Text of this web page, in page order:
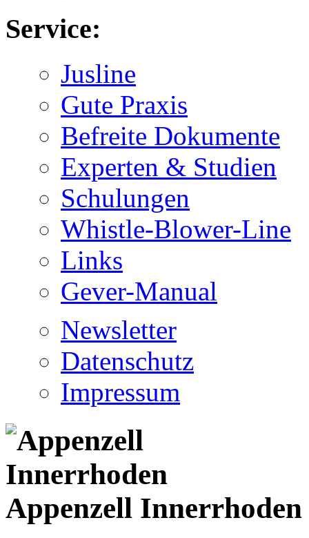
Service:
Jusline
Gute Praxis
Befreite Dokumente
Experten & Studien
Schulungen
Whistle-Blower-Line
Links
Gever-Manual
Newsletter
Datenschutz
Impressum
Appenzell Innerrhoden